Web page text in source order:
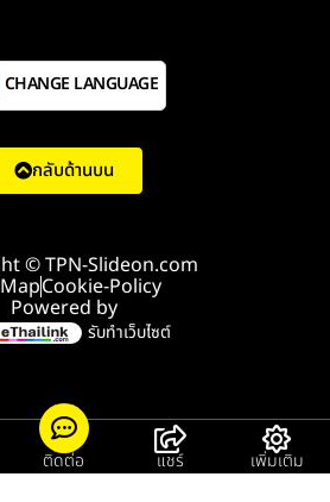
© TPN-Slideon.com
Cookie-Policy
Powered by
รับทำเว็บไซต์
CHANGE LANGUAGE
กลับด้านบน
ติดต่อ แชร์ เพิ่มเติม